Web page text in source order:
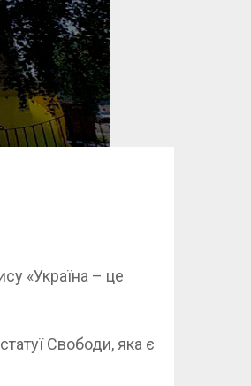
«Україна – це
Свободи, яка є